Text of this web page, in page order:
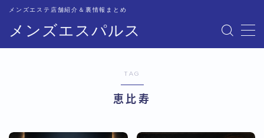
メンズエスパルス
メンズエステ店舗紹介＆裏情報まとめ
TAG
恵比寿